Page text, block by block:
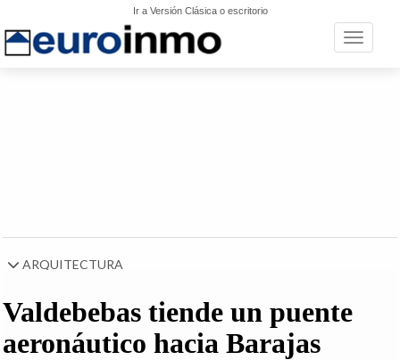
Ir a Versión Clásica o escritorio
Toggle
ARQUITECTURA
Valdebebas tiende un puente
aeronáutico hacia Barajas